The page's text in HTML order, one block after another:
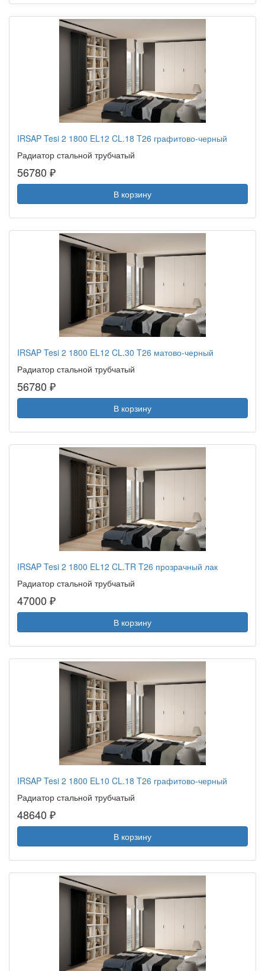
IRSAP Tesi 2 1800 EL12 CL.18 T26 графитово-черный
Радиатор стальной трубчатый
56780 ₽
В корзину
IRSAP Tesi 2 1800 EL12 CL.30 T26 матово-черный
Радиатор стальной трубчатый
56780 ₽
В корзину
IRSAP Tesi 2 1800 EL12 CL.TR T26 прозрачный лак
Радиатор стальной трубчатый
47000 ₽
В корзину
IRSAP Tesi 2 1800 EL10 CL.18 T26 графитово-черный
Радиатор стальной трубчатый
48640 ₽
В корзину